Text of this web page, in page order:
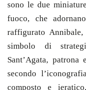
sono le due
fuoco, che
raffigurato
simbolo di
Sant’Agata,
secondo
composto e